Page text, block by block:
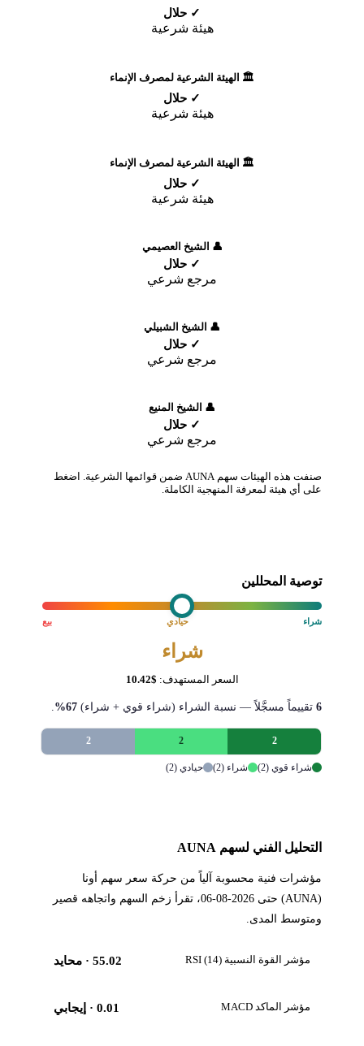
✓ حلال
هيئة شرعية
🏛️ الهيئة الشرعية لمصرف الإنماء
✓ حلال
هيئة شرعية
🏛️ الهيئة الشرعية لمصرف الإنماء
✓ حلال
هيئة شرعية
👤 الشيخ العصيمي
✓ حلال
مرجع شرعي
👤 الشيخ الشبيلي
✓ حلال
مرجع شرعي
👤 الشيخ المنيع
✓ حلال
مرجع شرعي
صنفت هذه الهيئات سهم AUNA ضمن قوائمها الشرعية. اضغط
على أي هيئة لمعرفة المنهجية الكاملة.
توصية المحللين
بيع حيادي شراء
شراء
السعر المستهدف: $10.42
6تقييماً مسجَّلاً — نسبة الشراء (شراء قوي + شراء) 67%
.
2
2
2
شراء قوي (2) شراء (2) حيادي (2)
التحليل الفني لسهم AUNA
مؤشرات فنية محسوبة آلياً من حركة سعر سهم أونا
(AUNA) حتى 2026-08-06، تقرأ زخم السهم واتجاهه قصير
ومتوسط المدى.
مؤشر القوة النسبية RSI (14) 55.02· محايد
مؤشر الماكد MACD 0.01· إيجابي